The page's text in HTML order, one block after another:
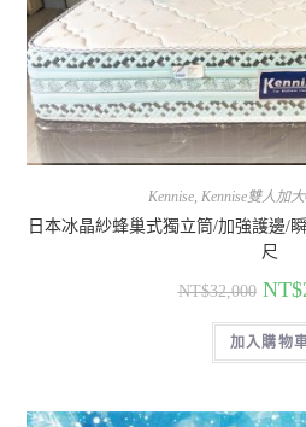
Kennise, Kennise雙人加
日本冰晶紗蜂巢式獨立筒/加強護邊/
尺
NT$32,000 NT$
加入購物